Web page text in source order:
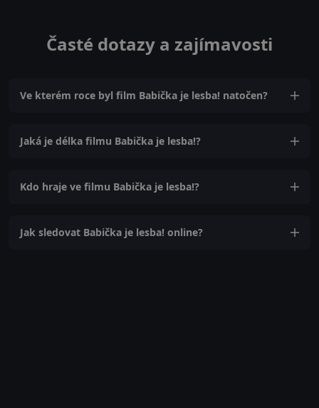
Časté dotazy a zajímavosti
Ve kterém roce byl film Babička je lesba! natočen?
Jaká je délka filmu Babička je lesba!?
Kdo hraje ve filmu Babička je lesba!?
Jak sledovat Babička je lesba! online?